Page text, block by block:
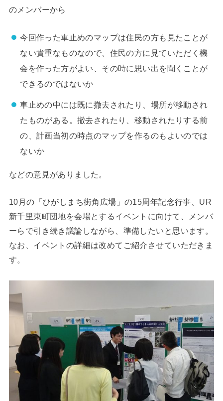
のメンバーから
今回作った車止めのマップは住民の方も見たことが
ない貴重なものなので、住民の方に見ていただく機
会を作った方がよい、その時に思い出を聞くことが
できるのではないか
車止めの中には既に撤去されたり、場所が移動され
たものがある。撤去されたり、移動されたりする前
の、計画当初の時点のマップを作るのもよいのでは
ないか
などの意見がありました。
10月の「ひがしまち街角広場」の15周年記念行事、UR
新千里東町団地を会場とするイベントに向けて、メンバ
ーらで引き続き議論しながら、準備したいと思います。
なお、イベントの詳細は改めてご紹介させていただきま
す。